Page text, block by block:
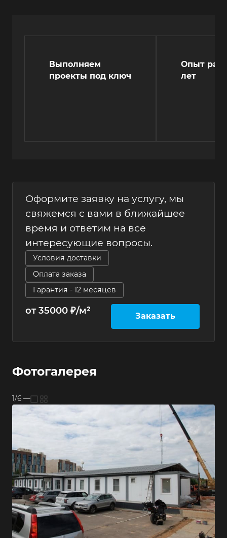
Выполняем
проекты под ключ
Опыт
лет
Оформите заявку на услугу, мы
свяжемся с вами в ближайшее
время и ответим на все
интересующие вопросы.
Условия доставки
Оплата заказа
Гарантия - 12 месяцев
от 35000 ₽/м² Заказать
Фотогалерея
1/6 —